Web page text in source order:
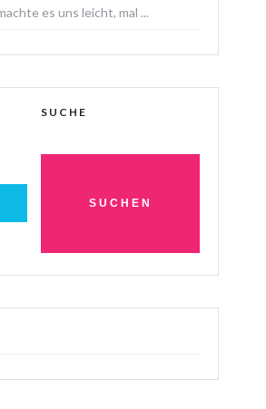
es uns leicht, mal ...
SUCHE